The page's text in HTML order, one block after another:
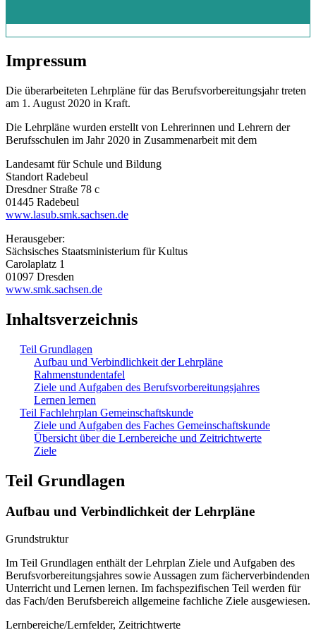
Impressum
Die überarbeiteten Lehrpläne für das Berufsvorbereitungsjahr treten
am 1. August 2020 in Kraft.
Die Lehrpläne wurden erstellt von Lehrerinnen und Lehrern der
Berufsschulen im Jahr 2020 in Zusammenarbeit mit dem
Landesamt für Schule und Bildung
Standort Radebeul
Dresdner Straße 78 c
01445 Radebeul
www.lasub.smk.sachsen.de
Herausgeber:
Sächsisches Staatsministerium für Kultus
Carolaplatz 1
01097 Dresden
www.smk.sachsen.de
Inhaltsverzeichnis
Teil Grundlagen
Aufbau und Verbindlichkeit der Lehrpläne
Rahmenstundentafel
Ziele und Aufgaben des Berufsvorbereitungsjahres
Lernen lernen
Teil Fachlehrplan Gemeinschaftskunde
Ziele und Aufgaben des Faches Gemeinschaftskunde
Übersicht über die Lernbereiche und Zeitrichtwerte
Ziele
Teil Grundlagen
Aufbau und Verbindlichkeit der Lehrpläne
Grundstruktur
Im Teil Grundlagen enthält der Lehrplan Ziele und Aufgaben des
Berufsvorbereitungsjahres sowie Aussagen zum fächerverbindenden
Unterricht und Lernen lernen. Im fachspezifischen Teil werden für
das Fach/den Berufsbereich allgemeine fachliche Ziele ausgewiesen.
Lernbereiche/Lernfelder, Zeitrichtwerte